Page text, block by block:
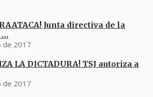
Junta directiva de la
…
de 2017
LA DICTADURA! TSJ autoriza a
de 2017